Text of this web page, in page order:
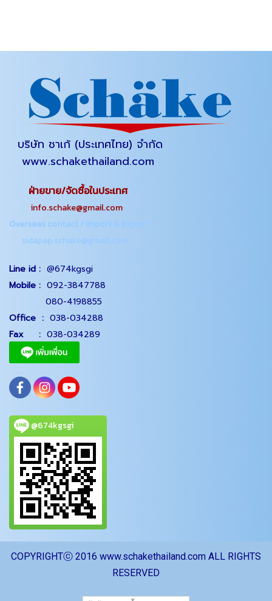
บริษัท ชาเก้ (ประเทศไทย) จำกัด
www.schakethailand.com
ฝ่ายขาย/จัดซื้อในประเทศ
info.schake@gmail.com
Overseas contact / Import & Export
sidapap.schake@gmail.com
Line id : @674kgsgi
Mobile : 092-3847788
080-4198855
Office : 038-034288
Fax : 038-034289
@674kgsgi
COPYRIGHTⓒ 2016 www.schakethailand.com ALL RIGHTS
RESERVED